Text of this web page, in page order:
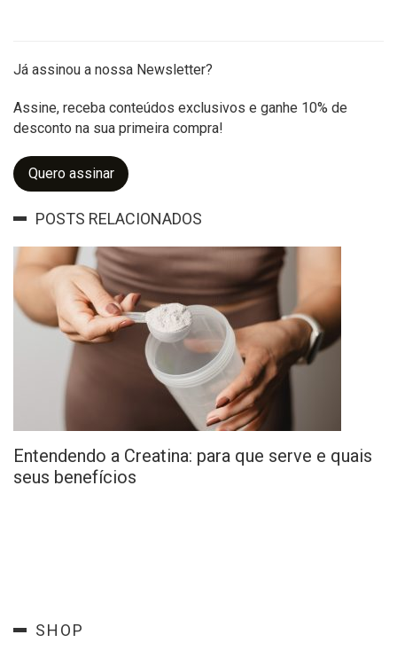
Já assinou a nossa Newsletter?
Assine, receba conteúdos exclusivos e ganhe 10% de
desconto na sua primeira compra!
Quero assinar
POSTS RELACIONADOS
Entendendo a Creatina: para que serve e quais
seus benefícios
SHOP